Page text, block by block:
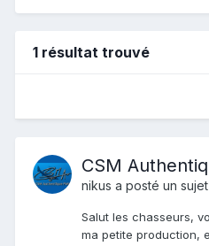
1 résultat trouvé
CSM
nikus a posté un
Salut les chasseurs,
ma petite production,